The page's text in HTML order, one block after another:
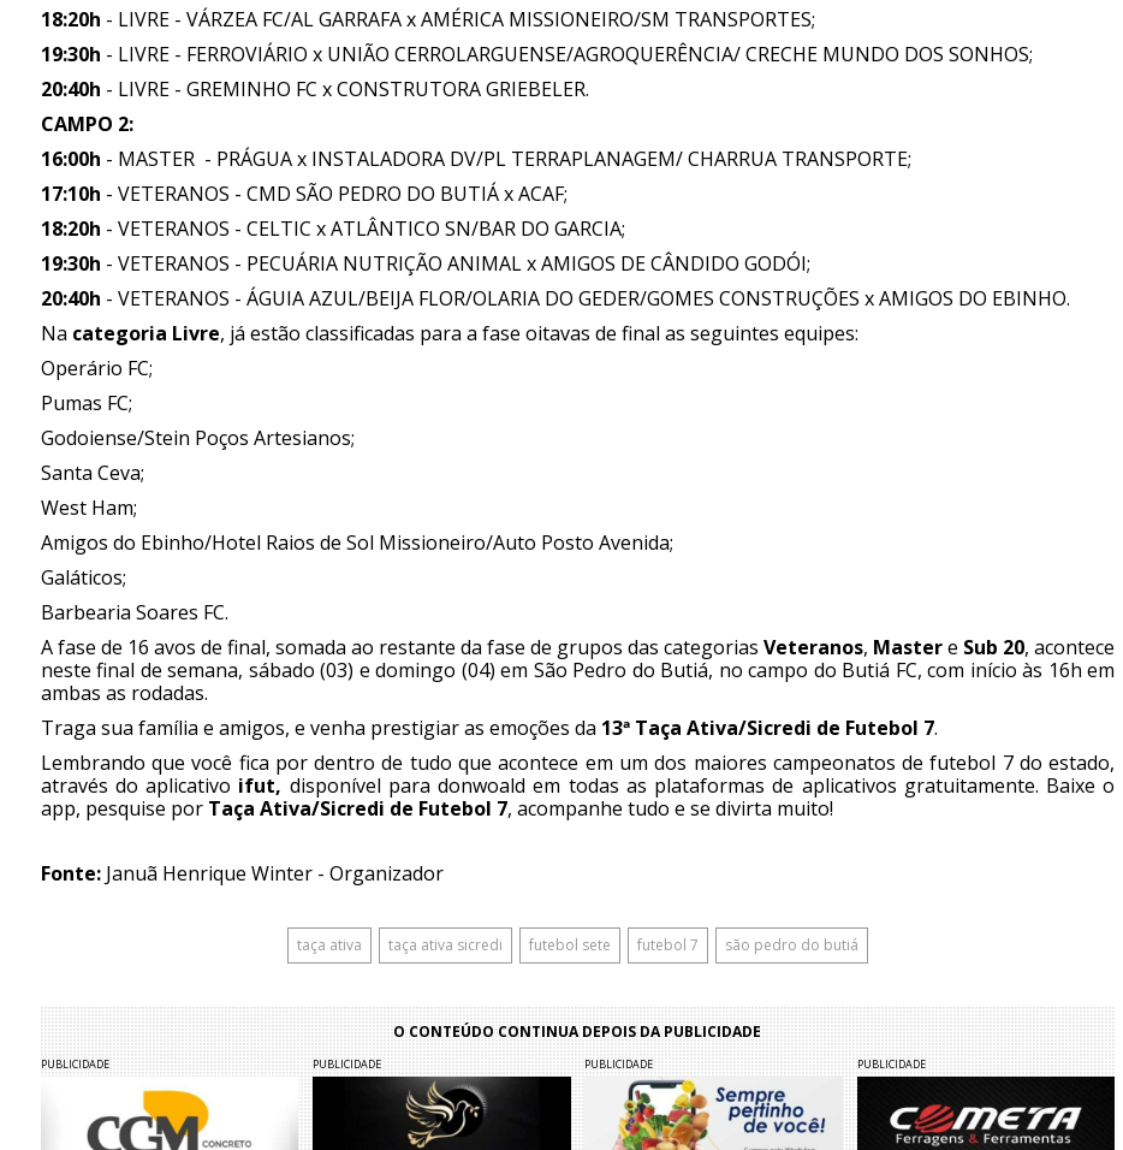
18:20h - LIVRE - VÁRZEA FC/AL GARRAFA x AMÉRICA MISSIONEIRO/SM TRANSPORTES;
19:30h - LIVRE - FERROVIÁRIO x UNIÃO CERROLARGUENSE/AGROQUERÊNCIA/ CRECHE MUNDO DOS SONHOS;
20:40h - LIVRE - GREMINHO FC x CONSTRUTORA GRIEBELER.
CAMPO 2:
16:00h - MASTER - PRÁGUA x INSTALADORA DV/PL TERRAPLANAGEM/ CHARRUA TRANSPORTE;
17:10h - VETERANOS - CMD SÃO PEDRO DO BUTIÁ x ACAF;
18:20h - VETERANOS - CELTIC x ATLÂNTICO SN/BAR DO GARCIA;
19:30h - VETERANOS - PECUÁRIA NUTRIÇÃO ANIMAL x AMIGOS DE CÂNDIDO GODÓI;
20:40h - VETERANOS - ÁGUIA AZUL/BEIJA FLOR/OLARIA DO GEDER/GOMES CONSTRUÇÕES x AMIGOS DO EBINHO.
Na categoria Livre, já estão classificadas para a fase oitavas de final as seguintes equipes:
Operário FC;
Pumas FC;
Godoiense/Stein Poços Artesianos;
Santa Ceva;
West Ham;
Amigos do Ebinho/Hotel Raios de Sol Missioneiro/Auto Posto Avenida;
Galáticos;
Barbearia Soares FC.
A fase de 16 avos de final, somada ao restante da fase de grupos das categoriasVeteranos, Mastere Sub 20, acontece
neste final de semana, sábado (03) e domingo (04) em São Pedro do Butiá, no campo do Butiá FC, com início às 16h em
ambas as rodadas.
Traga sua família e amigos, e venha prestigiar as emoções da 13ª Taça Ativa/Sicredi de Futebol 7.
Lembrando que você fica por dentro de tudo que acontece em um dos maiores campeonatos de futebol 7 do estado,
através do aplicativo ifut, disponível para donwoald em todas as plataformas de aplicativos gratuitamente. Baixe o
app, pesquise por Taça Ativa/Sicredi de Futebol 7, acompanhe tudo e se divirta muito!
Fonte:Januã Henrique Winter - Organizador
taça ativa taça ativa sicredi futebol sete futebol 7 são pedro do butiá
O CONTEÚDO CONTINUA DEPOIS DA PUBLICIDADE
PUBLICIDADE PUBLICIDADE PUBLICIDADE PUBLICIDADE